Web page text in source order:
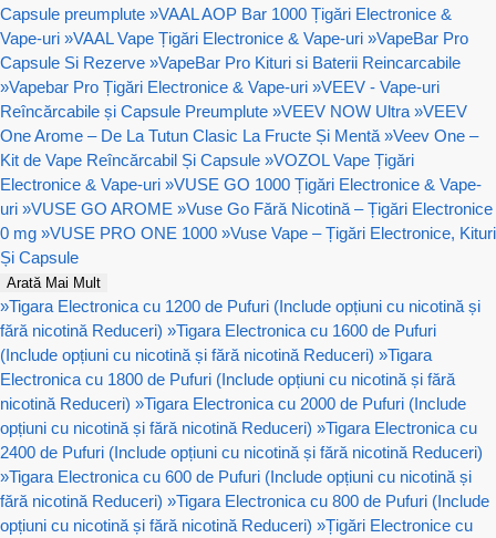
Capsule preumplute »VAAL AOP Bar 1000 Țigări Electronice &
Vape-uri »VAAL Vape Țigări Electronice & Vape-uri »VapeBar Pro
Capsule Si Rezerve »VapeBar Pro Kituri si Baterii Reincarcabile
»Vapebar Pro Țigări Electronice & Vape-uri »VEEV - Vape-uri
Reîncărcabile și Capsule Preumplute »VEEV NOW Ultra »VEEV
One Arome – De La Tutun Clasic La Fructe Și Mentă »Veev One –
Kit de Vape Reîncărcabil Și Capsule »VOZOL Vape Țigări
Electronice & Vape-uri »VUSE GO 1000 Țigări Electronice & Vape-
uri »VUSE GO AROME »Vuse Go Fără Nicotină – Țigări Electronice
0 mg »VUSE PRO ONE 1000 »Vuse Vape – Țigări Electronice, Kituri
Și Capsule
Arată Mai Mult
»Tigara Electronica cu 1200 de Pufuri (Include opțiuni cu nicotină și
fără nicotină Reduceri) »Tigara Electronica cu 1600 de Pufuri
(Include opțiuni cu nicotină și fără nicotină Reduceri) »Tigara
Electronica cu 1800 de Pufuri (Include opțiuni cu nicotină și fără
nicotină Reduceri) »Tigara Electronica cu 2000 de Pufuri (Include
opțiuni cu nicotină și fără nicotină Reduceri) »Tigara Electronica cu
2400 de Pufuri (Include opțiuni cu nicotină și fără nicotină Reduceri)
»Tigara Electronica cu 600 de Pufuri (Include opțiuni cu nicotină și
fără nicotină Reduceri) »Tigara Electronica cu 800 de Pufuri (Include
opțiuni cu nicotină și fără nicotină Reduceri) »Țigări Electronice cu